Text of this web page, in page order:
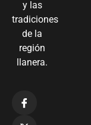
y las
tradiciones
de la
región
llanera.